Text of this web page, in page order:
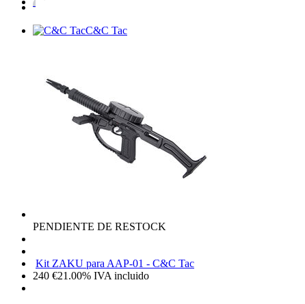
C&C Tac
PENDIENTE DE RESTOCK
Kit ZAKU para AAP-01 - C&C Tac
240 €21.00% IVA incluido